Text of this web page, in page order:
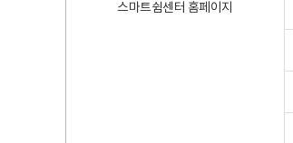
스마트쉼센터 홈페이지